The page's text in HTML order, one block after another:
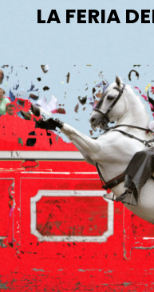
LA FERIA